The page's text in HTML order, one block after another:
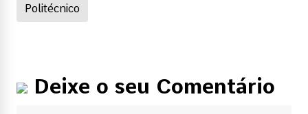
Politécnico
Deixe o seu Comentário